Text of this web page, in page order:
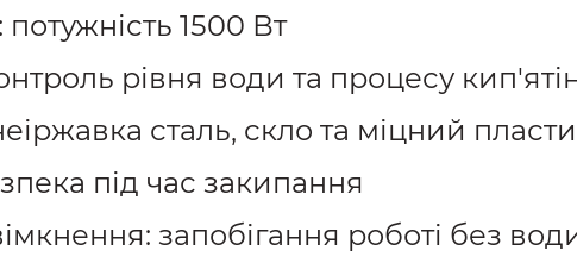
1500 Вт
рівня води та процесу
сталь, скло та міцний
під час закипання
запобігання роботі без